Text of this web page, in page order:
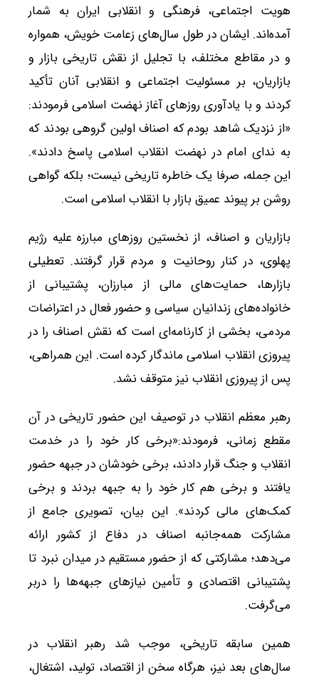
هویت اجتماعی، فرهنگی و انقلابی ایران به شمار
آمده‌اند. ایشان در طول سال‌های زعامت خویش، همواره
و در مقاطع مختلف، با تجلیل از نقش تاریخی بازار و
بازاریان، بر مسئولیت اجتماعی و انقلابی آنان تأکید
کردند و با یادآوری روزهای آغاز نهضت اسلامی فرمودند:
«از نزدیک شاهد بودم که اصناف اولین گروهی بودند که
به ندای امام در نهضت انقلاب اسلامی پاسخ دادند».
این جمله، صرفا یک خاطره تاریخی نیست؛ بلکه گواهی
روشن بر پیوند عمیق بازار با انقلاب اسلامی است.
بازاریان و اصناف، از نخستین روزهای مبارزه علیه رژیم
پهلوی، در کنار روحانیت و مردم قرار گرفتند. تعطیلی
بازارها، حمایت‌های مالی از مبارزان، پشتیبانی از
خانواده‌های زندانیان سیاسی و حضور فعال در اعتراضات
مردمی، بخشی از کارنامه‌ای است که نقش اصناف را در
پیروزی انقلاب اسلامی ماندگار کرده است. این همراهی،
پس از پیروزی انقلاب نیز متوقف نشد.
رهبر معظم انقلاب در توصیف این حضور تاریخی در آن
مقطع زمانی، فرمودند:«برخی کار خود را در خدمت
انقلاب و جنگ قرار دادند، برخی خودشان در جبهه حضور
یافتند و برخی هم کار خود را به جبهه بردند و برخی
کمک‌های مالی کردند». این بیان، تصویری جامع از
مشارکت همه‌جانبه اصناف در دفاع از کشور ارائه
می‌دهد؛ مشارکتی که از حضور مستقیم در میدان نبرد تا
پشتیبانی اقتصادی و تأمین نیازهای جبهه‌ها را دربر
می‌گرفت.
همین سابقه تاریخی، موجب شد رهبر انقلاب در
سال‌های بعد نیز، هرگاه سخن از اقتصاد، تولید، اشتغال،